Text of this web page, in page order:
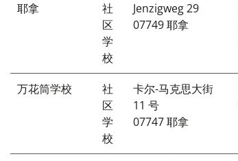
耶拿
社
区
学
校
Jenzigweg 29
07749 耶拿
万花筒学校
社
区
学
校
卡尔-马克思大街
11 号
07747 耶拿